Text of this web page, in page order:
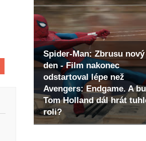
Spider-Man: Zbrusu nový
den - Film nakonec
odstartoval lépe než
Avengers: Endgame. A
Tom Holland dál hrát
roli?